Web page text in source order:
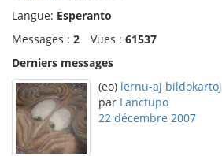
Langue: Esperanto
Messages : 2 Vues : 61537
Derniers messages
(eo) lernu-aj bildokartoj
par Lanctupo
22 décembre 2007